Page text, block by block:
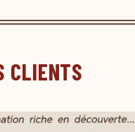
CLIENTS